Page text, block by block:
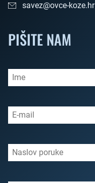
savez@ovce-koze.hr
PIŠITE NAM